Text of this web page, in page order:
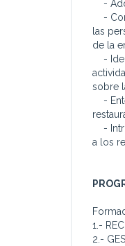
-
-
las
de la
-
sobre
-
-
a los
1.-
2.-